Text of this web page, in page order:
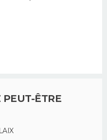
PEUT-ÊTRE